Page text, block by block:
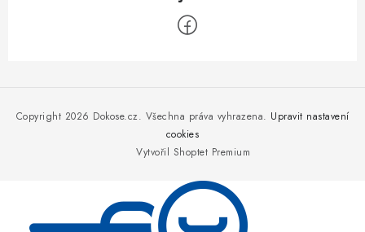
Vytvořil Shoptet Premium
Copyright 2026 Dokose.cz. Všechna práva vyhrazena. Upravit nastavení
cookies